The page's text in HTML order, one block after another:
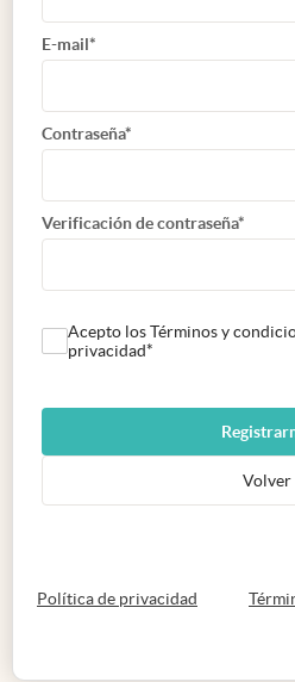
E-mail*
Contraseña*
Verificación de contraseña*
Acepto los Términos y
privacidad*
Volver
Política de privacidad abre en